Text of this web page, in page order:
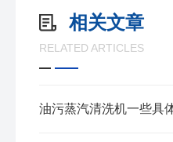
相关文章
RELATED ARTICLES
油污蒸汽清洗机一些具